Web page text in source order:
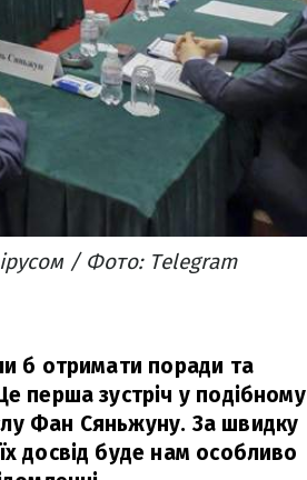
/ Фото: Telegram
б отримати поради та
перша зустріч у подібному
Фан Сяньжуну. За швидку
досвід буде нам особливо